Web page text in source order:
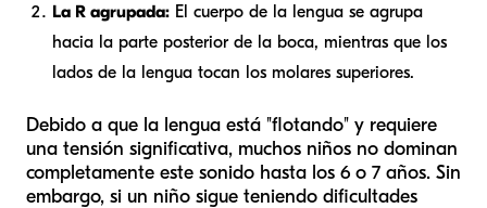
La R agrupada: El cuerpo de la lengua se agrupa
hacia la parte posterior de la boca, mientras que los
lados de la lengua tocan los molares superiores.
Debido a que la lengua está "flotando" y requiere
una tensión significativa, muchos niños no dominan
completamente este sonido hasta los 6 o 7 años. Sin
embargo, si un niño sigue teniendo dificultades